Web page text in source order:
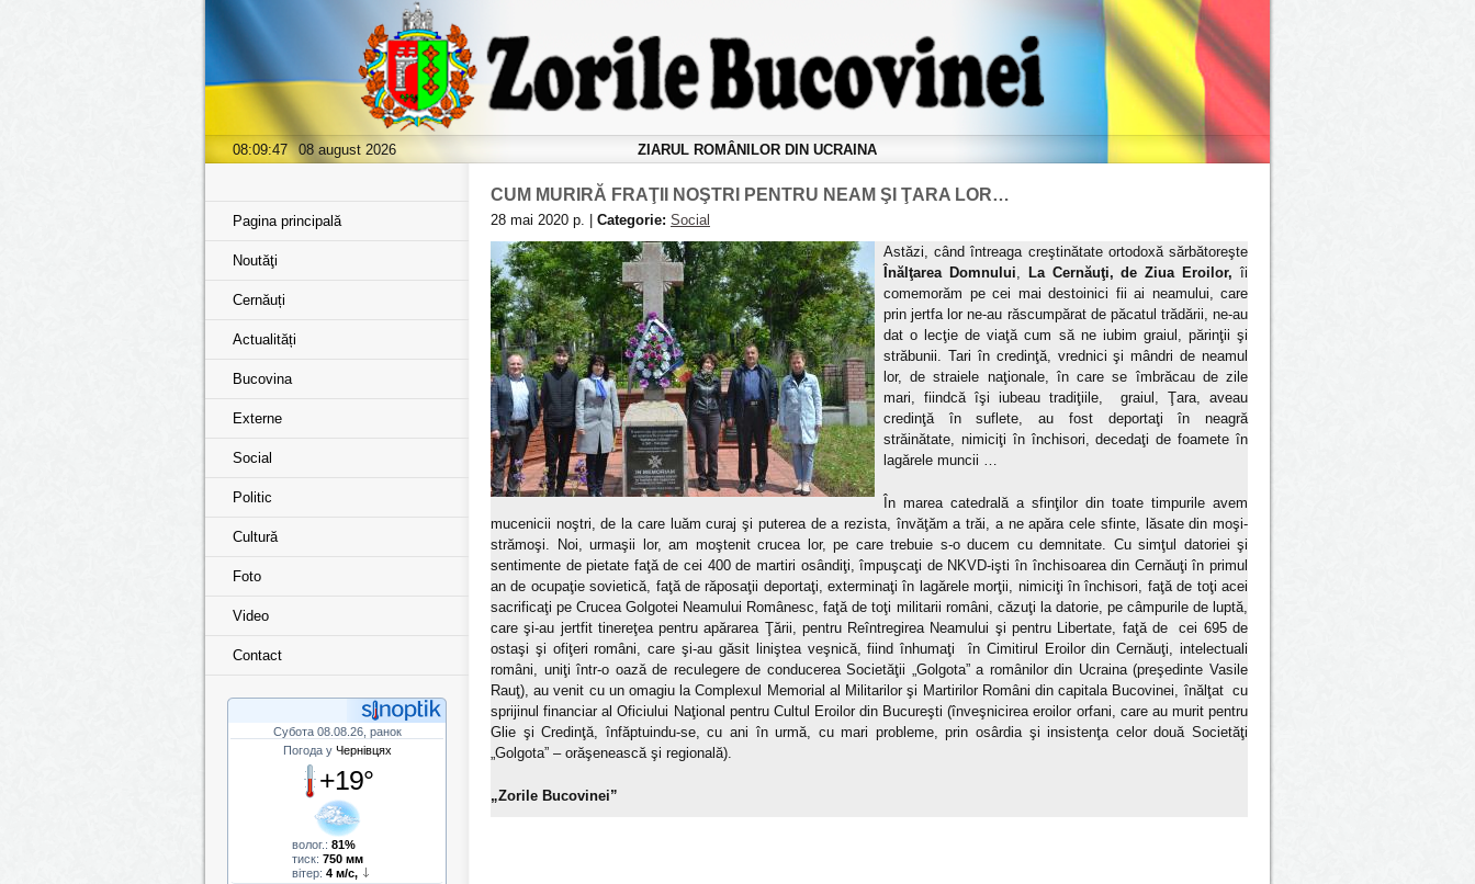
08:09:48 08 august 2026 ZIARUL ROMÂNILOR DIN UCRAINA
Pagina principală
Noutăţi
Cernăuți
Actualități
Bucovina
Externe
Social
Politic
Cultură
Foto
Video
Contact
Субота 08.08.26, ранок
Погода у Чернівцях
+19°
волог.: 81%
тиск: 750 мм
вітер: 4 м/с,
CUM MURIRĂ FRAŢII NOŞTRI PENTRU NEAM ŞI ŢARA LOR…
28 mai 2020 р. | Categorie: Social
Astăzi, сând întreaga creştinătate ortodoxă sărbătoreşte
Înălţarea Domnului, La Cernăuţi, de Ziua Eroilor, îi
comemorăm pe cei mai destoinici fii ai neamului, care
prin jertfa lor ne-au răscumpărat de păcatul trădării, ne-au
dat o lecţie de viaţă cum să ne iubim graiul, părinţii şi
străbunii. Tari în credinţă, vrednici şi mândri de neamul
lor, de straiele naţionale, în care se îmbrăcau de zile
mari, fiindcă îşi iubeau tradiţiile, graiul, Ţara, aveau
credinţă în suflete, au fost deportaţi în neagră
străinătate, nimiciţi în închisori, decedaţi de foamete în
lagărele muncii …
În marea catedrală a sfinţilor din toate timpurile avem
mucenicii noştri, de la care luăm curaj şi puterea de a rezista, învăţăm a trăi, a ne apăra cele sfinte, lăsate din moşi-
strămoşi. Noi, urmaşii lor, am moştenit crucea lor, pe care trebuie s-o ducem cu demnitate. Cu simţul datoriei şi
sentimente de pietate faţă de cei 400 de martiri osândiţi, împuşcaţi de NKVD-işti în închisoarea din Cernăuţi în primul
an de ocupaţie sovietică, faţă de răposaţii deportaţi, exterminaţi în lagărele morţii, nimiciţi în închisori, faţă de toţi acei
sacrificaţi pe Crucea Golgotei Neamului Românesc, faţă de toţi militarii români, căzuţi la datorie, pe câmpurile de luptă,
care şi-au jertfit tinereţea pentru apărarea Ţării, pentru Reîntregirea Neamului şi pentru Libertate, faţă de cei 695 de
ostaşi şi ofiţeri români, care şi-au găsit liniştea veşnică, fiind înhumaţi în Cimitirul Eroilor din Cernăuţi, intelectuali
români, uniţi într-o oază de reculegere de conducerea Societăţii „Golgota” a românilor din Ucraina (preşedinte Vasile
Rauţ), au venit cu un omagiu la Complexul Memorial al Militarilor şi Martirilor Români din capitala Bucovinei, înălţat cu
sprijinul financiar al Oficiului Naţional pentru Cultul Eroilor din Bucureşti (înveşnicirea eroilor orfani, care au murit pentru
Glie şi Credinţă, înfăptuindu-se, cu ani în urmă, cu mari probleme, prin osârdia şi insistenţa celor două Societăţi
„Golgota” – orăşenească şi regională).
„Zorile Bucovinei”